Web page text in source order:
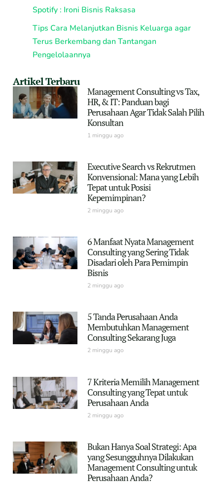
Spotify : Ironi Bisnis Raksasa
Tips Cara Melanjutkan Bisnis Keluarga agar
Terus Berkembang dan Tantangan
Pengelolaannya
Artikel Terbaru
Management Consulting vs Tax,
HR, & IT: Panduan bagi
Perusahaan Agar Tidak Salah Pilih
Konsultan
1 minggu ago
Executive Search vs Rekrutmen
Konvensional: Mana yang Lebih
Tepat untuk Posisi
Kepemimpinan?
2 minggu ago
6 Manfaat Nyata Management
Consulting yang Sering Tidak
Disadari oleh Para Pemimpin
Bisnis
2 minggu ago
5 Tanda Perusahaan Anda
Membutuhkan Management
Consulting Sekarang Juga
2 minggu ago
7 Kriteria Memilih Management
Consulting yang Tepat untuk
Perusahaan Anda
2 minggu ago
Bukan Hanya Soal Strategi: Apa
yang Sesungguhnya Dilakukan
Management Consulting untuk
Perusahaan Anda?